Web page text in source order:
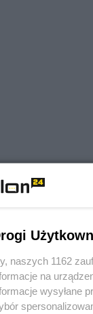
naszych 1162
na
wysyłane